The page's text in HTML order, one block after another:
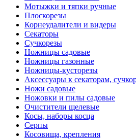
Мотыжки и тяпки ручные
Плоскорезы
Корнеудалители и видеры
Секаторы
Сучкорезы
Ножницы садовые
Ножницы газонные
Ножницы-кусторезы
Аксессуары к секаторам,
Ножи садовые
Ножовки и пилы садовые
Очистители щелевые
Косы, наборы косца
Серпы
Косовища, крепления